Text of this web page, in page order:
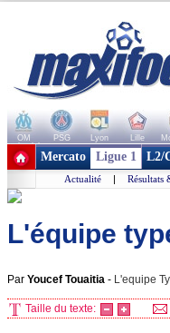
OM PSG Lyon Lille
+ de clubs
Mercato Ligue 1 L2/
Actualité | Résultats
L'équipe
Par Youcef Touaitia - L'equipe
Taille du texte: